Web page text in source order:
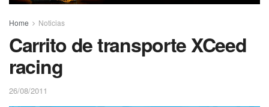
Home Noticias
Carrito de transporte XCeed
racing
26/08/2011